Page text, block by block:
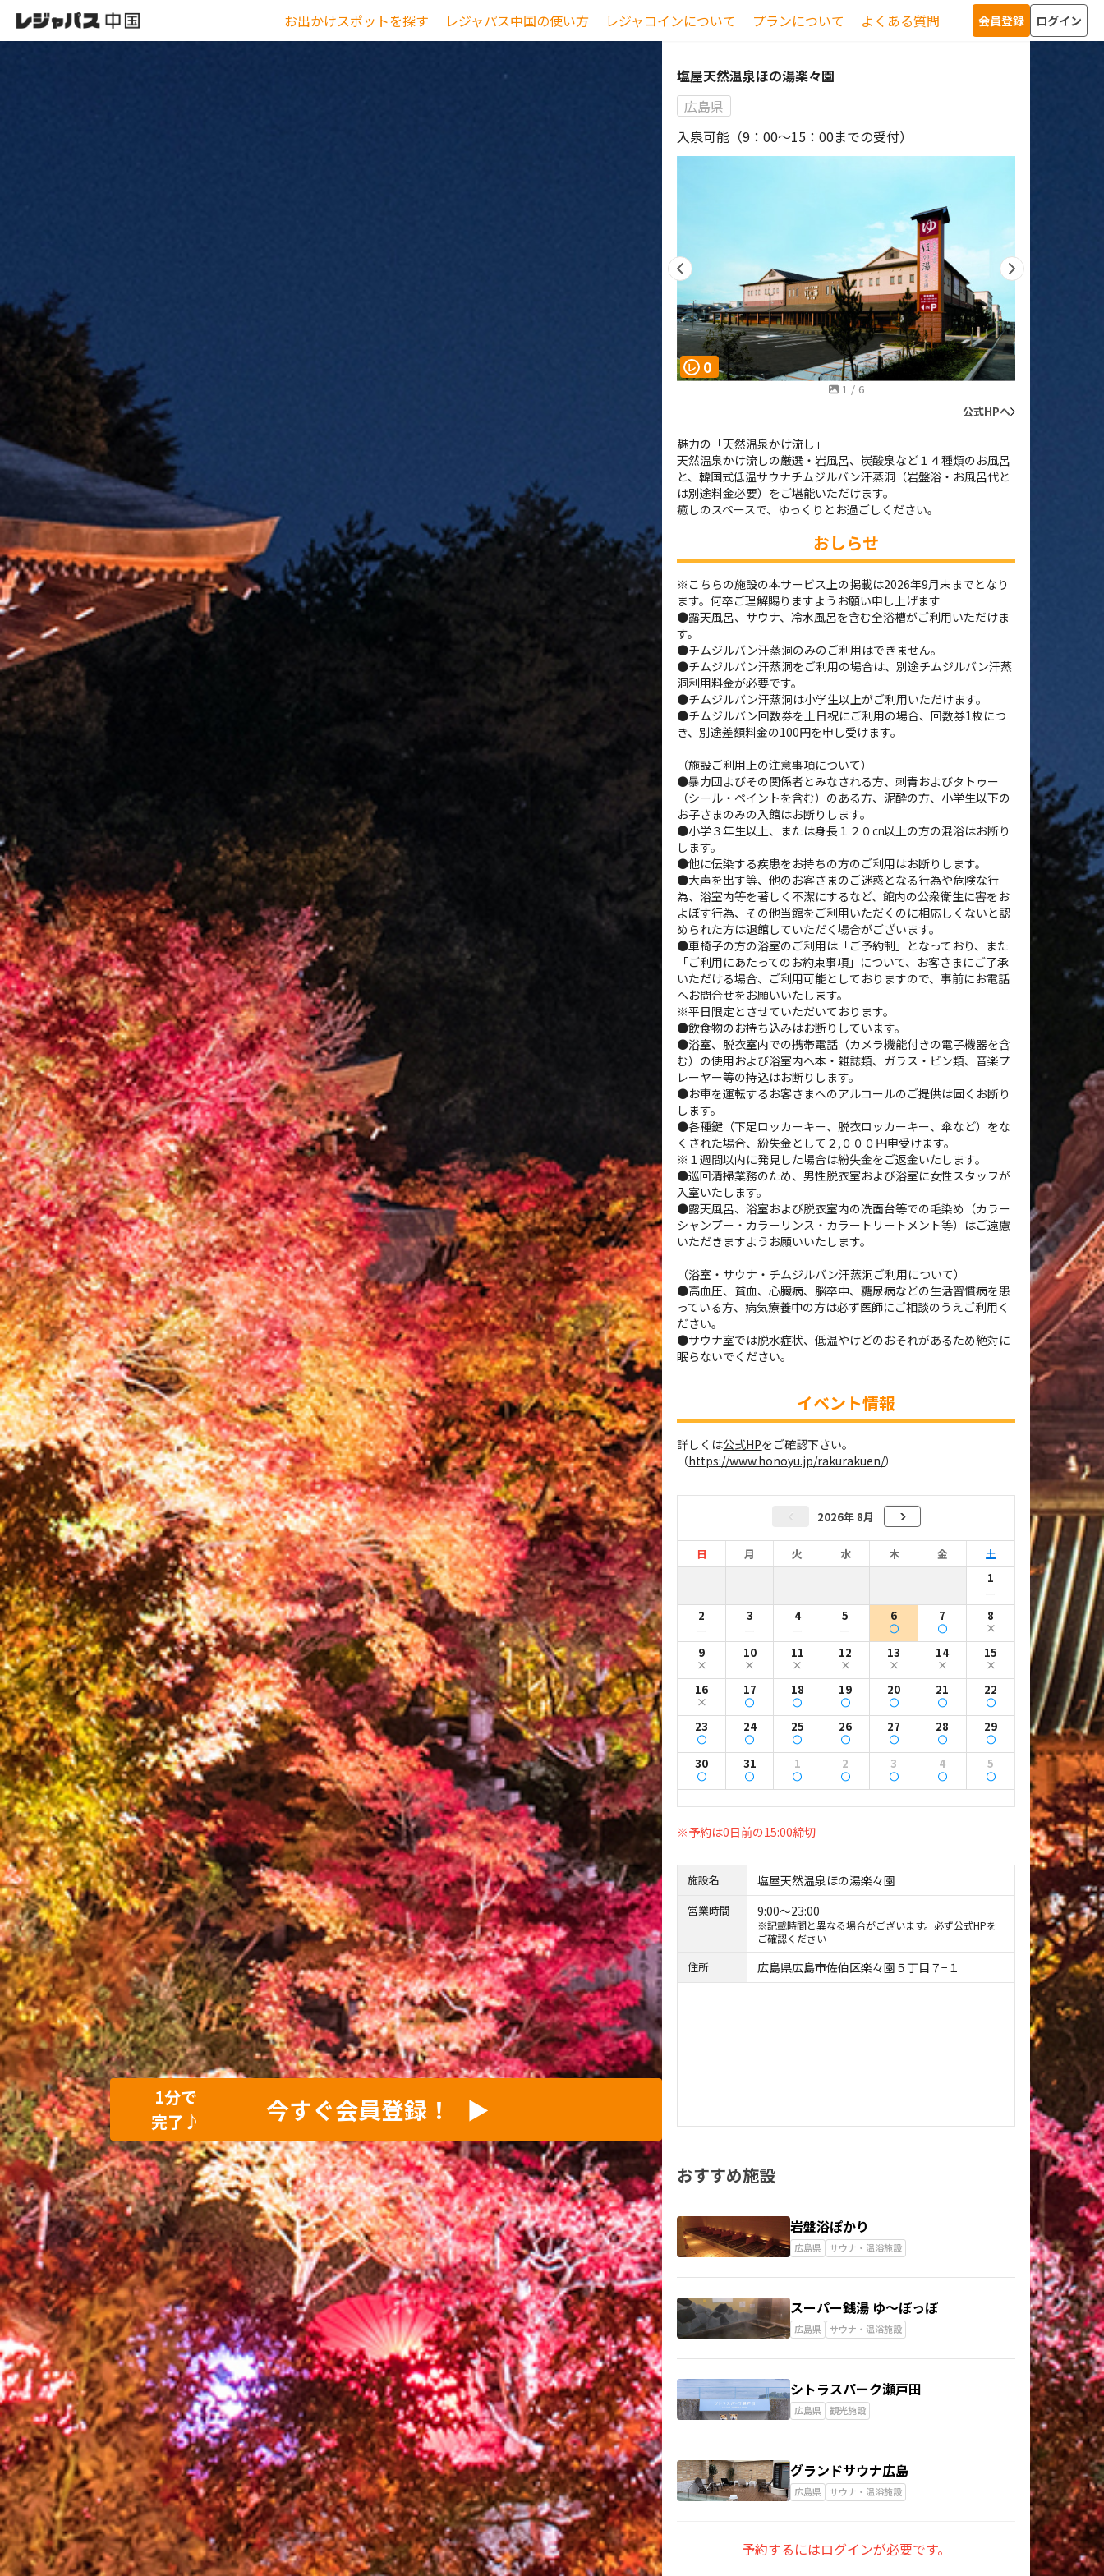
お出かけスポットを探す レジャパス中国の使い方 レジャコインについて プランについて よくある質問 会員登録 ログイン
1分で
完了♪
今すぐ会員登録！ ▶︎
塩屋天然温泉ほの湯楽々園
広島県
入泉可能（9：00～15：00までの受付）
0
レ 0
1 / 6
公式HPへ
魅力の「天然温泉かけ流し」
天然温泉かけ流しの厳選・岩風呂、炭酸泉など１４種類のお風呂
と、韓国式低温サウナチムジルバン汗蒸洞（岩盤浴・お風呂代と
は別途料金必要）をご堪能いただけます。
癒しのスペースで、ゆっくりとお過ごしください。
おしらせ
※こちらの施設の本サービス上の掲載は2026年9月末までとなり
ます。何卒ご理解賜りますようお願い申し上げます
●露天風呂、サウナ、冷水風呂を含む全浴槽がご利用いただけま
す。
●チムジルバン汗蒸洞のみのご利用はできません。
●チムジルバン汗蒸洞をご利用の場合は、別途チムジルバン汗蒸
洞利用料金が必要です。
●チムジルバン汗蒸洞は小学生以上がご利用いただけます。
●チムジルバン回数券を土日祝にご利用の場合、回数券1枚につ
き、別途差額料金の100円を申し受けます。
（施設ご利用上の注意事項について）
●暴力団よびその関係者とみなされる方、刺青およびタトゥー
（シール・ペイントを含む）のある方、泥酔の方、小学生以下の
お子さまのみの入館はお断りします。
●小学３年生以上、または身長１２０㎝以上の方の混浴はお断り
します。
●他に伝染する疾患をお持ちの方のご利用はお断りします。
●大声を出す等、他のお客さまのご迷惑となる行為や危険な行
為、浴室内等を著しく不潔にするなど、館内の公衆衛生に害をお
よぼす行為、その他当館をご利用いただくのに相応しくないと認
められた方は退館していただく場合がございます。
●車椅子の方の浴室のご利用は「ご予約制」となっており、また
「ご利用にあたってのお約束事項」について、お客さまにご了承
いただける場合、ご利用可能としておりますので、事前にお電話
へお問合せをお願いいたします。
※平日限定とさせていただいております。
●飲食物のお持ち込みはお断りしています。
●浴室、脱衣室内での携帯電話（カメラ機能付きの電子機器を含
む）の使用および浴室内へ本・雑誌類、ガラス・ビン類、音楽プ
レーヤー等の持込はお断りします。
●お車を運転するお客さまへのアルコールのご提供は固くお断り
します。
●各種鍵（下足ロッカーキー、脱衣ロッカーキー、傘など）をな
くされた場合、紛失金として２,０００円申受けます。
※１週間以内に発見した場合は紛失金をご返金いたします。
●巡回清掃業務のため、男性脱衣室および浴室に女性スタッフが
入室いたします。
●露天風呂、浴室および脱衣室内の洗面台等での毛染め（カラー
シャンプー・カラーリンス・カラートリートメント等）はご遠慮
いただきますようお願いいたします。
（浴室・サウナ・チムジルバン汗蒸洞ご利用について）
●高血圧、貧血、心臓病、脳卒中、糖尿病などの生活習慣病を患
っている方、病気療養中の方は必ず医師にご相談のうえご利用く
ださい。
●サウナ室では脱水症状、低温やけどのおそれがあるため絶対に
眠らないでください。
イベント情報
詳しくは公式HPをご確認下さい。
（https://www.honoyu.jp/rakurakuen/）
2026年 8月
日 月 火 水 木 金
土
1
ー
2 3 4 5 6 7 8
ー ー ー ー
9 10 11 12 13 14 15
16 17 18 19 20 21 22
23 24 25 26 27 28 29
30 31 1 2 3 4 5
※予約は0日前の15:00締切
施設名 塩屋天然温泉ほの湯楽々園
営業時間 9:00〜23:00
※記載時間と異なる場合がございます。必ず公式HPを
ご確認ください
住所 広島県広島市佐伯区楽々園５丁目７−１
おすすめ施設
岩盤浴ぽかり
広島県 サウナ・温浴施設
スーパー銭湯 ゆ～ぽっぽ
広島県 サウナ・温浴施設
シトラスパーク瀬戸田
広島県 観光施設
グランドサウナ広島
広島県 サウナ・温浴施設
予約するにはログインが必要です。